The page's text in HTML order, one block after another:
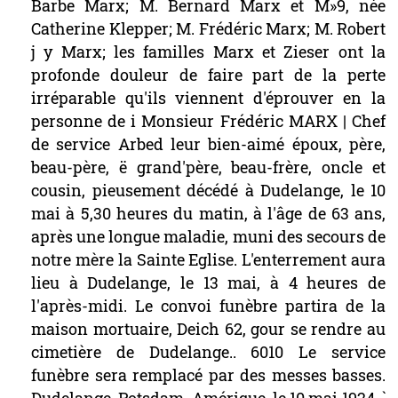
BarbeMarx; M. BernardMarxet M»9,née
Catherine Klepper; M. FrédéricMarx; M. Robert
jy Marx;lesfamilles MarxetZieser ontla
profonde douleur de fairepartdelaperte
irréparable qu'ilsviennent d'éprouverenla
personnedeiMonsieur Frédéric MARX |Chef
de service Arbedleurbien-aimé époux,père,
beau-père, ë grand'père,beau-frère,oncleet
cousin, pieusement décédé à Dudelange, le 10
maià 5,30 heuresdu matin, àl'âge de 63ans,
aprèsunelonguemaladie, munides secoursde
notre mère la SainteEglise.L'enterrementaura
lieu àDudelange,le 13mai,à 4heuresde
l'après-midi. Le convoi funèbre partira de la
maison mortuaire,Deich 62,gour serendreau
cimetière de Dudelange.. 6010Le service
funèbre sera remplacé par des messesbasses.